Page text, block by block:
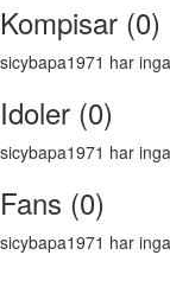
Kompisar (0)
sicybapa1971 har
Idoler (0)
sicybapa1971 har
Fans (0)
sicybapa1971 har